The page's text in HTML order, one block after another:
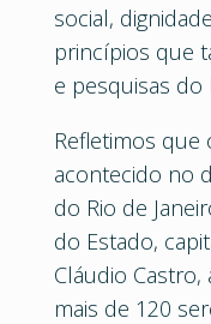
social,
princípios que
e pesquisas do
Refletimos que
acontecido no
do Rio de
do Estado,
Cláudio
mais de 120